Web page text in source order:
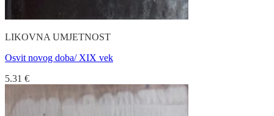
LIKOVNA UMJETNOST
Osvit novog doba/ XIX vek
5.31 €